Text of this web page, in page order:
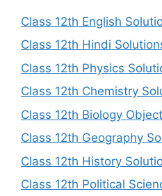
Class 12th English
Class 12th Hindi
Class 12th Physics
Class 12th Chemistry
Class 12th Biology
Class 12th Geography
Class 12th History
Class 12th Political